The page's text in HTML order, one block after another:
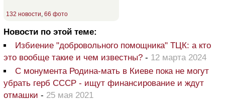
132 новости 66 фото
Новости по этой теме:
Избиение "добровольного помощника" ТЦК: а кто
это вообще такие и чем известны? - 12 марта 2024
С монумента Родина-мать в Киеве пока не могут
убрать герб СССР - ищут финансирование и ждут
отмашки - 25 мая 2021